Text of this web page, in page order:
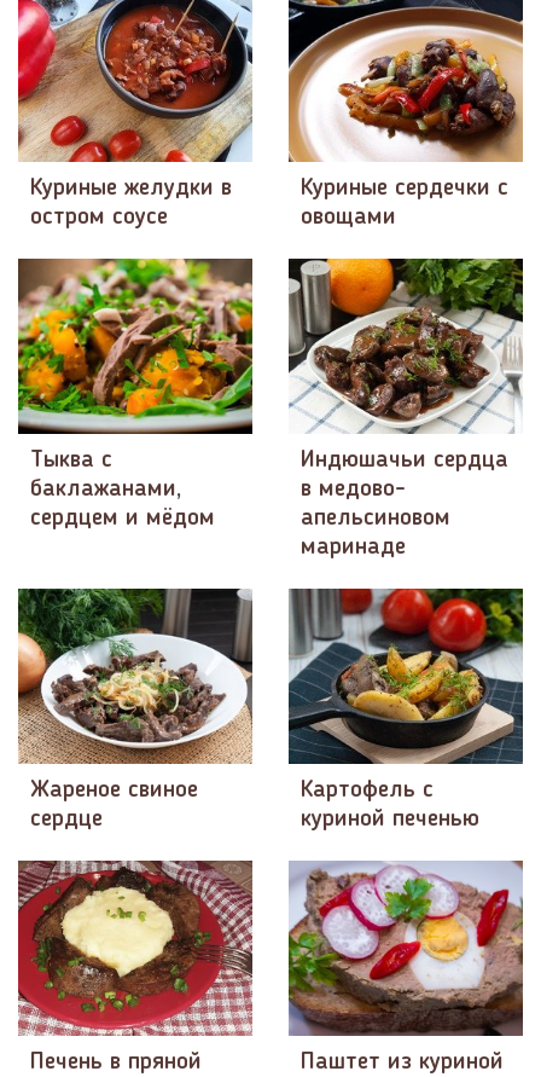
Куриные желудки в
остром соусе
Куриные сердечки с
овощами
Тыква с
баклажанами,
сердцем и мёдом
Индюшачьи сердца
в медово-
апельсиновом
маринаде
Жареное свиное
сердце
Картофель с
куриной печенью
Печень в пряной
Паштет из куриной